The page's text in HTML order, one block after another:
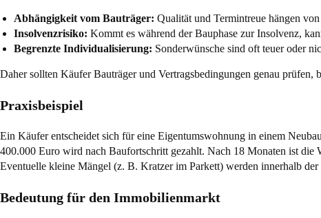
Abhängigkeit vom Bauträger: Qualität und Termintreue hängen von
Insolvenzrisiko: Kommt es während der Bauphase zur Insolvenz,
Begrenzte Individualisierung: Sonderwünsche sind oft teuer oder
Daher sollten Käufer Bauträger und Vertragsbedingungen genau prüfen,
Praxisbeispiel
Ein Käufer entscheidet sich für eine Eigentumswohnung in einem
400.000 Euro wird nach Baufortschritt gezahlt. Nach 18 Monaten ist
Eventuelle kleine Mängel (z. B. Kratzer im Parkett) werden innerhalb
Bedeutung für den Immobilienmarkt